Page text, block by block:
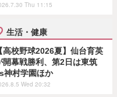
Thu 11:15
生活・健康
【高校野球2026夏】仙台育英
開幕戦勝利、第2日は東筑
神村学園ほか
Wed 20:32